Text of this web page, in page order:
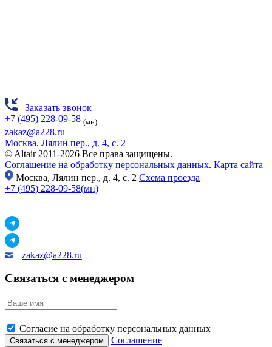
Заказать звонок
+7 (495) 228-09-58 (мн)
zakaz@a228.ru
Москва, Лялин пер., д. 4, с. 2
© Altair 2011-2026 Все права защищены.
Соглашение на обработку персональных данных. Карта сайта
Москва, Лялин пер., д. 4, с. 2 Схема проезда
+7 (495) 228-09-58(мн)
zakaz@a228.ru
Связаться с менеджером
Согласие на обработку персональных данных
Соглашение